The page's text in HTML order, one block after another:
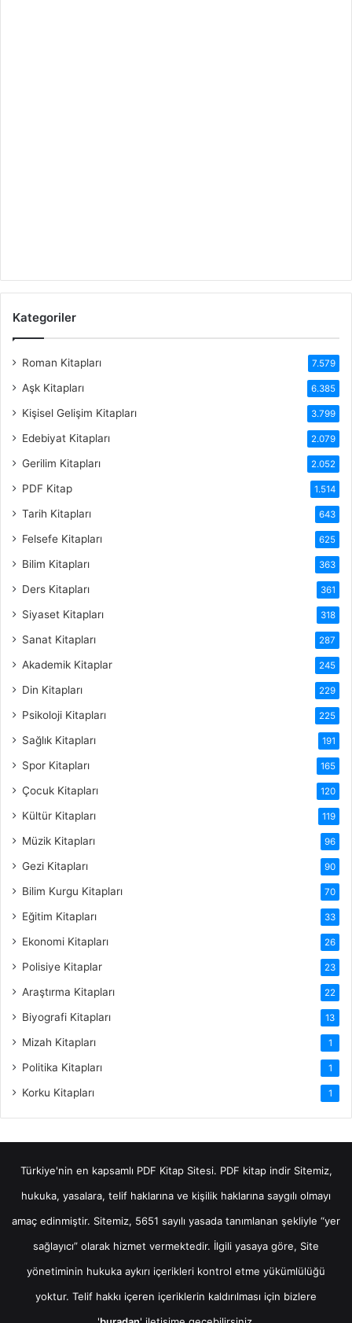
Kategoriler
Roman Kitapları 7.579
Aşk Kitapları 6.385
Kişisel Gelişim Kitapları 3.799
Edebiyat Kitapları 2.079
Gerilim Kitapları 2.052
PDF Kitap 1.514
Tarih Kitapları 643
Felsefe Kitapları 625
Bilim Kitapları 363
Ders Kitapları 361
Siyaset Kitapları 318
Sanat Kitapları 287
Akademik Kitaplar 245
Din Kitapları 229
Psikoloji Kitapları 225
Sağlık Kitapları 191
Spor Kitapları 165
Çocuk Kitapları 120
Kültür Kitapları 119
Müzik Kitapları 96
Gezi Kitapları 90
Bilim Kurgu Kitapları 70
Eğitim Kitapları 33
Ekonomi Kitapları 26
Polisiye Kitaplar 23
Araştırma Kitapları 22
Biyografi Kitapları 13
Mizah Kitapları 1
Politika Kitapları 1
Korku Kitapları 1
Türkiye'nin en kapsamlı PDF Kitap Sitesi. PDF kitap indirSitemiz,
hukuka, yasalara, telif haklarına ve kişilik haklarına saygılı olmayı
amaç edinmiştir. Sitemiz, 5651 sayılı yasada tanımlanan şekliyle “yer
sağlayıcı” olarak hizmet vermektedir. İlgili yasaya göre, Site
yönetiminin hukuka aykırı içerikleri kontrol etme yükümlülüğü
yoktur. Telif hakkı içeren içeriklerin kaldırılması için bizlere